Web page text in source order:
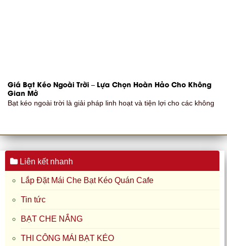
Giá Bạt Kéo Ngoài Trời – Lựa Chọn Hoàn Hảo Cho Không
Gian Mở
Bạt kéo ngoài trời là giải pháp linh hoạt và tiện lợi cho các không
Liên kết nhanh
Lắp Đặt Mái Che Bạt Kéo Quán Cafe
Tin tức
BẠT CHE NẮNG
THI CÔNG MÁI BẠT KÉO